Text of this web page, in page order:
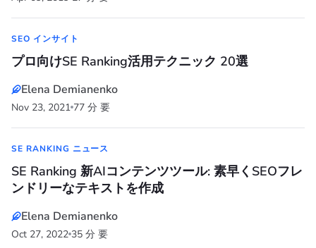
SEO インサイト
プロ向けSE Ranking活用テクニック 20選
Elena Demianenko
Nov 23, 2021 77 分 要
SE RANKING ニュース
SE Ranking 新AIコンテンツツール: 素早くSEOフレ
ンドリーなテキストを作成
Elena Demianenko
Oct 27, 2022 35 分 要